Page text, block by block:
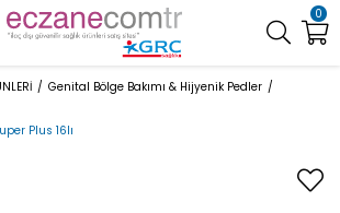
0
Genital Bölge Bakımı & Hijyenik Pedler
Plus 16lı